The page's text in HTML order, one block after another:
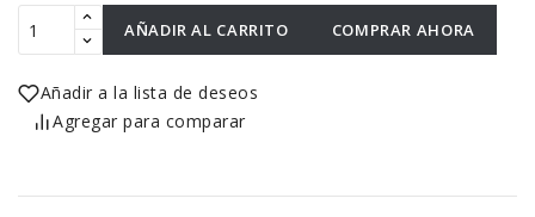
AÑADIR AL CARRITO COMPRAR AHORA
Añadir a la lista de deseos
Agregar para comparar